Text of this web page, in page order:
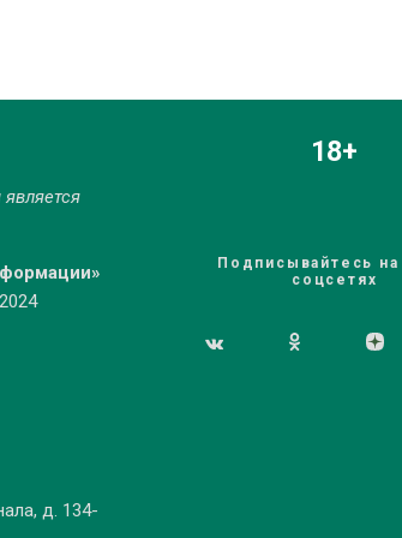
является
д. 134-
18+
Подписывайтесь на
соцсетях